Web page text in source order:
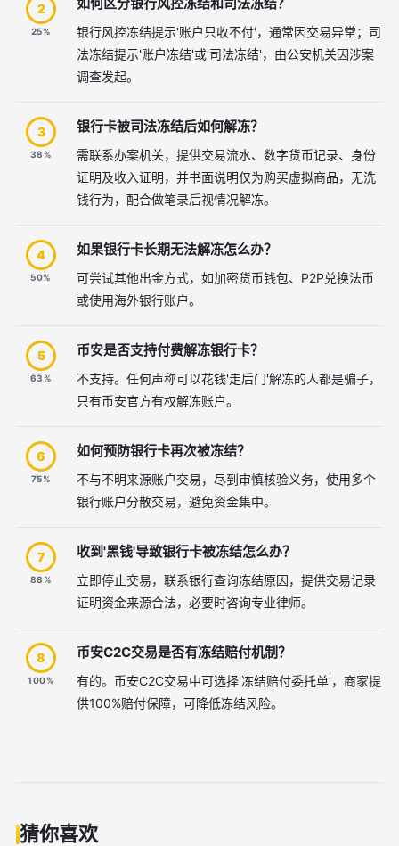
2
25%
银行风控冻结提示'账户只收不付'，通常因交易异常；司
法冻结提示'账户冻结'或'司法冻结'，由公安机关因涉案
调查发起。
3
38%
银行卡被司法冻结后如何解冻？
需联系办案机关，提供交易流水、数字货币记录、身份
证明及收入证明，并书面说明仅为购买虚拟商品，无洗
钱行为，配合做笔录后视情况解冻。
4
50%
如果银行卡长期无法解冻怎么办？
可尝试其他出金方式，如加密货币钱包、P2P兑换法币
或使用海外银行账户。
5
63%
币安是否支持付费解冻银行卡？
不支持。任何声称可以花钱'走后门'解冻的人都是骗子，
只有币安官方有权解冻账户。
6
75%
如何预防银行卡再次被冻结？
不与不明来源账户交易，尽到审慎核验义务，使用多个
银行账户分散交易，避免资金集中。
7
88%
收到'黑钱'导致银行卡被冻结怎么办？
立即停止交易，联系银行查询冻结原因，提供交易记录
证明资金来源合法，必要时咨询专业律师。
8
100%
币安C2C交易是否有冻结赔付机制？
有的。币安C2C交易中可选择'冻结赔付委托单'，商家提
供100%赔付保障，可降低冻结风险。
猜你喜欢